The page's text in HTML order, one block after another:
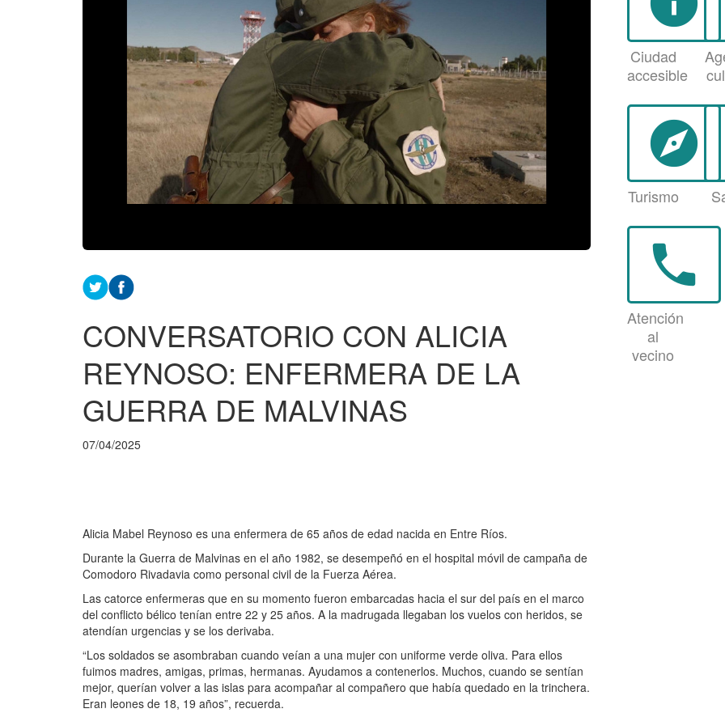
CONVERSATORIO CON ALICIA
REYNOSO: ENFERMERA DE LA
GUERRA DE MALVINAS
07/04/2025
Alicia Mabel Reynoso es una enfermera de 65 años de edad nacida en Entre Ríos.
Durante la Guerra de Malvinas en el año 1982, se desempeñó en el hospital móvil de campaña de
Comodoro Rivadavia como personal civil de la Fuerza Aérea.
Las catorce enfermeras que en su momento fueron embarcadas hacia el sur del país en el marco
del conflicto bélico tenían entre 22 y 25 años. A la madrugada llegaban los vuelos con heridos, se
atendían urgencias y se los derivaba.
“Los soldados se asombraban cuando veían a una mujer con uniforme verde oliva. Para ellos
fuimos madres, amigas, primas, hermanas. Ayudamos a contenerlos. Muchos, cuando se sentían
mejor, querían volver a las islas para acompañar al compañero que había quedado en la trinchera.
Eran leones de 18, 19 años”, recuerda.
Ciudad
accesible
explore
Turismo
phone
Atención
al
vecino